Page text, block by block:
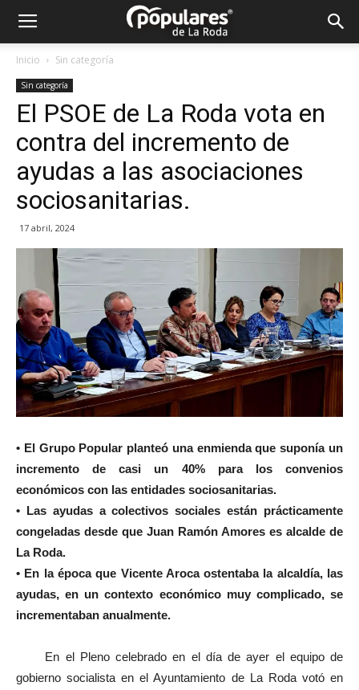
Partido
Popular
Roda
Inicio Sin categoría
Sin categoría
El PSOE de La Roda vota en
contra del incremento de
ayudas a las asociaciones
sociosanitarias.
17 abril, 2024
• El Grupo Popular planteó una enmienda que suponía un
incremento de casi un 40% para los convenios
económicos con las entidades sociosanitarias.
• Las ayudas a colectivos sociales están prácticamente
congeladas desde que Juan Ramón Amores es alcalde de
La Roda.
• En la época que Vicente Aroca ostentaba la alcaldía, las
ayudas, en un contexto económico muy complicado, se
incrementaban anualmente.
En el Pleno celebrado en el día de ayer el equipo de
gobierno socialista en el Ayuntamiento de La Roda votó en